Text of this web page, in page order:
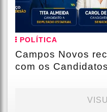
POLÍTICA
Campos Novos
com os